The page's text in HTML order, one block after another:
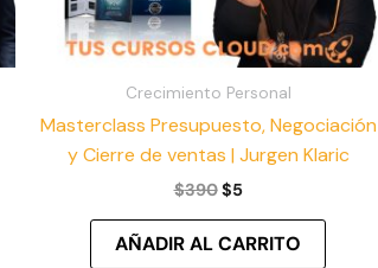
Crecimiento Personal
Masterclass Presupuesto, Negociación
y Cierre de ventas | Jurgen Klaric
$390$5
AÑADIR AL CARRITO